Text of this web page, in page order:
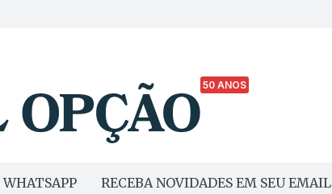
50 ANOS
WHATSAPP RECEBA NOVIDADES EM SEU EMAIL